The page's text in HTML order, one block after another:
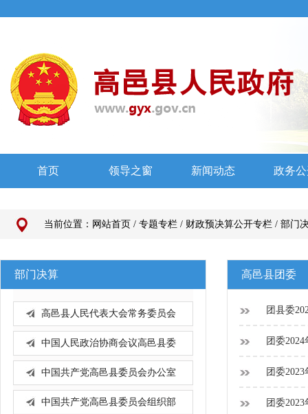
当前位置： 网站首页 / 专题专栏 / 财政预决算公开专栏 / 部门
部门决算
高邑县人民代表大会常务委员会
中国人民政治协商会议高邑县委
中国共产党高邑县委员会办公室
中国共产党高邑县委员会组织部
高邑县团委
团县委
团委
团委
团委